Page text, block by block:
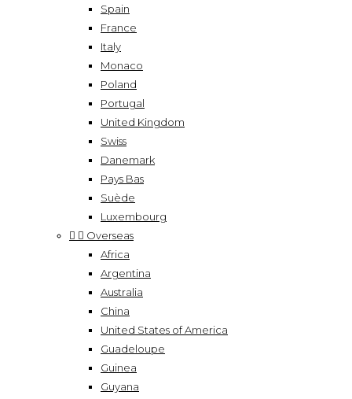
Spain
France
Italy
Monaco
Poland
Portugal
United Kingdom
Swiss
Danemark
Pays Bas
Suède
Luxembourg
  Overseas
Africa
Argentina
Australia
China
United States of America
Guadeloupe
Guinea
Guyana